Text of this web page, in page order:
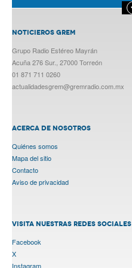
NOTICIEROS GREM
Grupo Radio Estéreo Mayrán
Acuña 276 Sur., 27000 Torreón
01 871 711 0260
actualidadesgrem@gremradio.com.mx
ACERCA DE NOSOTROS
Quiénes somos
Mapa del sitio
Contacto
Aviso de privacidad
VISITA NUESTRAS REDES SOCIALES
Facebook
X
Instagram